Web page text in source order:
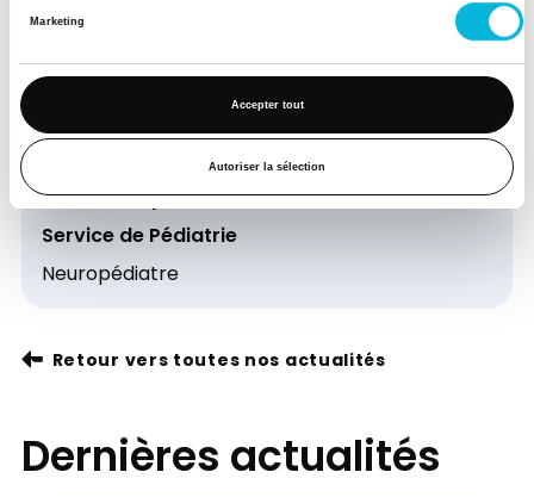
Marketing
Accepter tout
Autoriser la sélection
Dr Christophe BARREA
Service de Pédiatrie
Neuropédiatre
Retour vers toutes nos actualités
Dernières actualités